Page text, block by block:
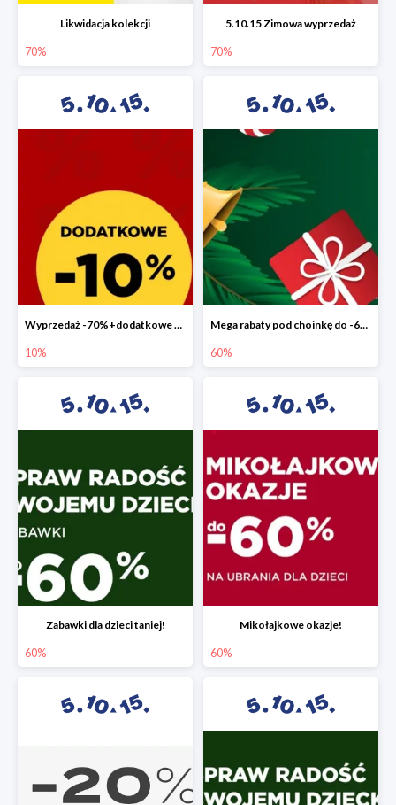
Likwidacja kolekcji
70%
5.10.15 Zimowa wyprzedaż
70%
Wyprzedaż -70%+dodatkowe 10%
10%
Mega rabaty pod choinkę do -60%
60%
Zabawki dla dzieci taniej!
60%
Mikołajkowe okazje!
60%